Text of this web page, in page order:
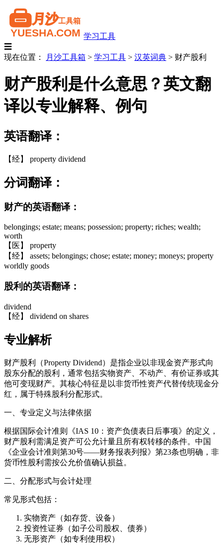
学习工具
☰
现在位置：
月沙工具箱 > 学习工具 > 汉英词典 > 财产股利
财产股利是什么意思？英文翻
译以专业解释、例句
英语翻译：
【经】 property dividend
分词翻译：
财产的英语翻译：
belongings; estate; means; possession; property; riches; wealth;
worth
【医】 property
【经】 assets; belongings; chose; estate; money; moneys; property
worldly goods
股利的英语翻译：
dividend
【经】 dividend on shares
专业解析
财产股利（Property Dividend）是指企业以非现金资产形式向
股东分配的股利，通常包括实物资产、不动产、有价证券或其
他可变现财产。其核心特征是以非货币性资产代替传统现金分
红，属于特殊股利分配形式。
一、专业定义与法律依据
根据国际会计准则《IAS 10：资产负债表日后事项》的定义，
财产股利需满足资产可公允计量且所有权转移的条件。中国
《企业会计准则第30号——财务报表列报》第23条也明确，非
货币性股利需按公允价值确认损益。
二、分配形式与会计处理
常见形式包括：
实物资产（如存货、设备）
投资性证券（如子公司股权、债券）
无形资产（如专利使用权）